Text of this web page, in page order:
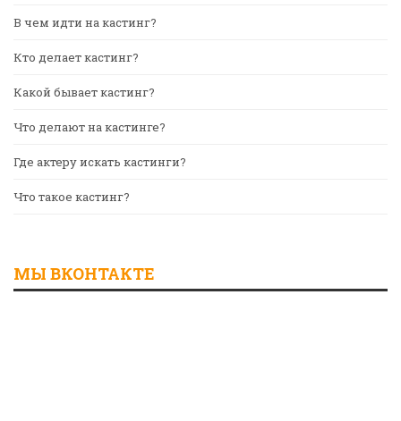
В чем идти на кастинг?
Кто делает кастинг?
Какой бывает кастинг?
Что делают на кастинге?
Где актеру искать кастинги?
Что такое кастинг?
МЫ ВКОНТАКТЕ